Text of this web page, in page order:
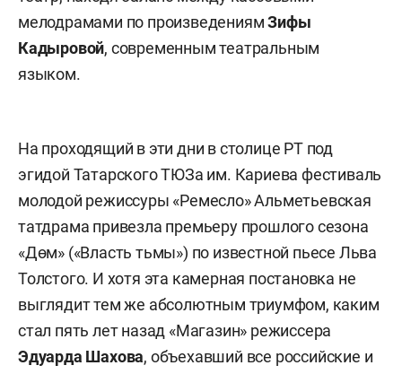
мелодрамами по произведениямЗифы
Кадыровой, современным театральным
языком.
На проходящий в эти дни в столице РТ под
эгидой Татарского ТЮЗа им. Кариева фестиваль
молодой режиссуры «Ремесло» Альметьевская
татдрама привезла премьеру прошлого сезона
«Дөм» («Власть тьмы») по известной пьесе Льва
Толстого. И хотя эта камерная постановка не
выглядит тем же абсолютным триумфом, каким
стал пять лет назад «Магазин» режиссера
Эдуарда Шахова, объехавший все российские и